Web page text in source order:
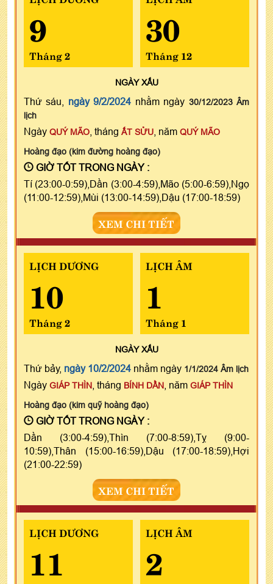
9
Tháng 2
30
Tháng 12
NGÀYXẤU
Thứ sáu, ngày 9/2/2024 nhằm ngày 30/12/2023 Âm
lịch
Ngày QUÝ MÃO , tháng ẤT SỬU , năm QUÝ MÃO
Hoàng đạo (kim đường hoàng đạo)
GIỜ TỐT TRONG NGÀY :
Tí (23:00-0:59),Dần (3:00-4:59),Mão (5:00-6:59),Ngọ
(11:00-12:59),Mùi (13:00-14:59),Dậu (17:00-18:59)
XEM CHI TIẾT
LỊCH DƯƠNG
10
Tháng 2
LỊCH ÂM
1
Tháng 1
NGÀYXẤU
Thứ bảy, ngày 10/2/2024 nhằm ngày 1/1/2024 Âm lịch
Ngày GIÁP THÌN , tháng BÍNH DẦN , năm GIÁP THÌN
Hoàng đạo (kim quỹ hoàng đạo)
GIỜ TỐT TRONG NGÀY :
Dần (3:00-4:59),Thìn (7:00-8:59),Tỵ (9:00-
10:59),Thân (15:00-16:59),Dậu (17:00-18:59),Hợi
(21:00-22:59)
XEM CHI TIẾT
LỊCH DƯƠNG
11
LỊCH ÂM
2